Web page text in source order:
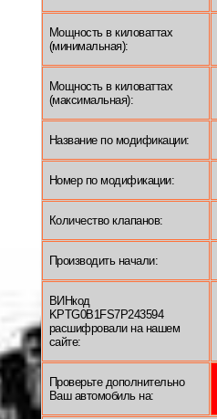
Мощность в киловаттах
(минимальная):
Мощность в киловаттах
(максимальная):
Название по модификации:
Номер по модификации:
Количество клапанов:
Производить начали:
ВИНкод
KPTG0B1FS7P243594
расшифровали на нашем
сайте:
Проверьте дополнительно
Ваш автомобиль на: